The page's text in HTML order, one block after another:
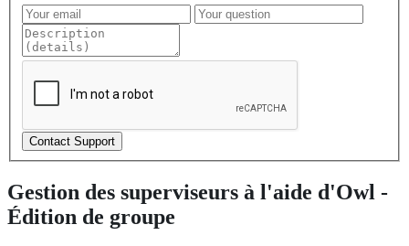
Contact Support
Gestion des superviseurs à l'aide d'Owl -
Édition de groupe